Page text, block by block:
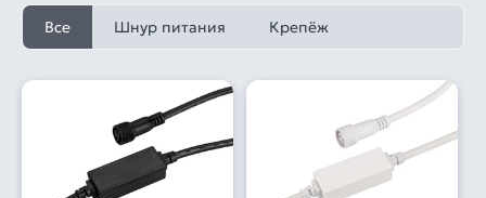
Все Шнур питания Крепёж